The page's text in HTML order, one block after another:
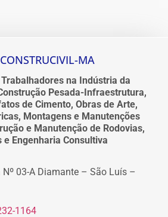
MA
na Indústria da
Pesada-Infraestrutura,
de Cimento, Obras de Arte,
Montagens e Manutenções
e Manutenção de Rodovias,
e Engenharia Consultiva
Nº 03-A Diamante – São Luís –
1164